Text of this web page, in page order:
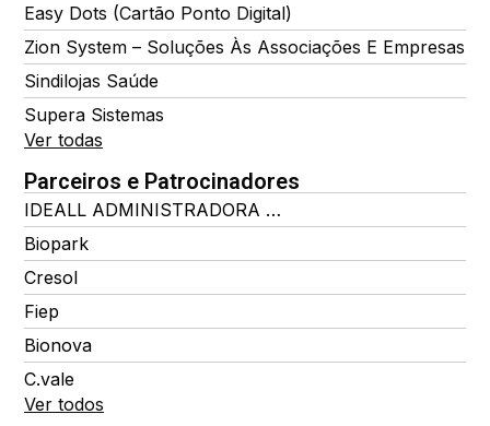
Easy Dots (Cartão Ponto Digital)
Zion System – Soluções Às Associações E Empresas
Sindilojas Saúde
Supera Sistemas
Ver todas
Parceiros e Patrocinadores
IDEALL ADMINISTRADORA DE BENEFÍCIOS
Biopark
Cresol
Fiep
Bionova
C.vale
Ver todos